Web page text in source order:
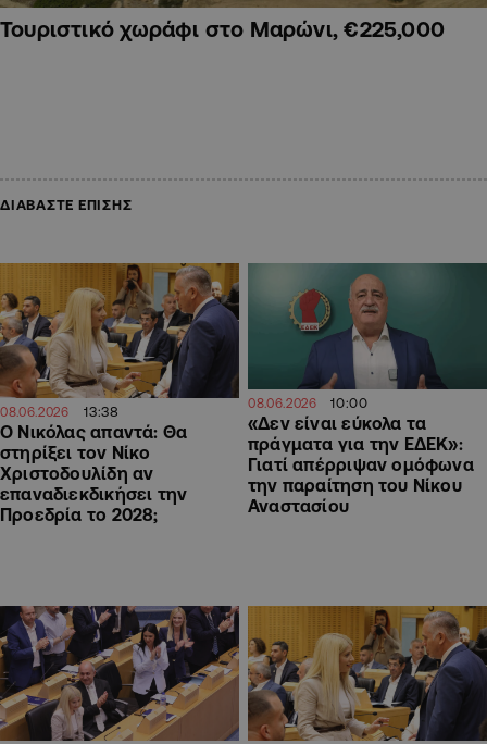
Τουριστικό χωράφι στο Μαρώνι, €225,000
ΔΙΑΒΑΣΤΕ ΕΠΙΣΗΣ
08.06.2026 13:38
Ο Νικόλας απαντά: Θα
στηρίξει τον Νίκο
Χριστοδουλίδη αν
επαναδιεκδικήσει την
Προεδρία το 2028;
08.06.2026 10:00
«Δεν είναι εύκολα τα
πράγματα για την ΕΔΕΚ»:
Γιατί απέρριψαν ομόφωνα
την παραίτηση του Νίκου
Αναστασίου